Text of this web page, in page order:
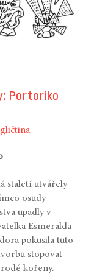
Portoriko
staletí utvářely
osudy
upadly v
Esmeralda
pokusila tuto
stopovat
kořeny.